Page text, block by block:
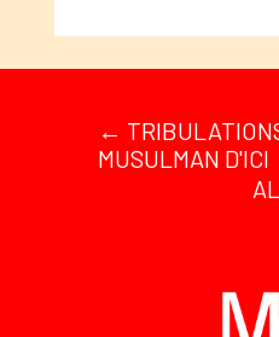
←
MUSULMAN D'ICI